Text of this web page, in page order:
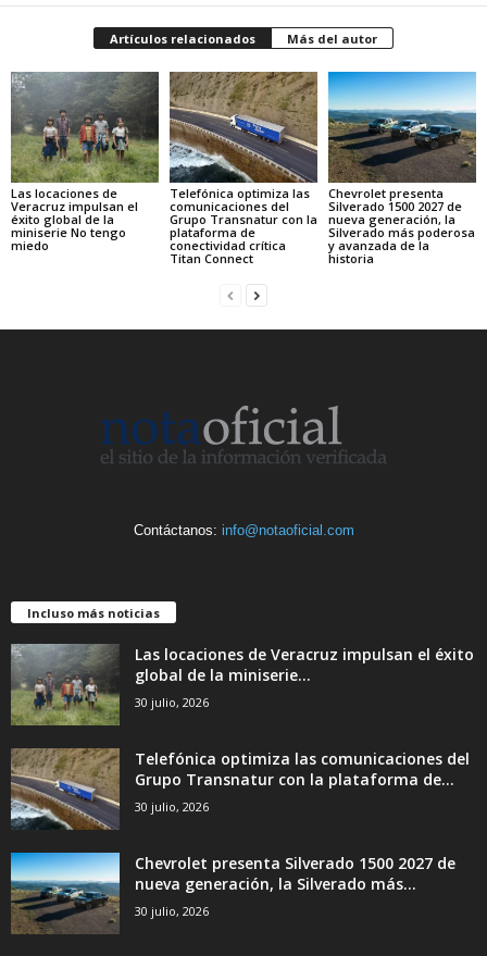
Artículos relacionados Más del autor
Las locaciones de
Veracruz impulsan el
éxito global de la
miniserie No tengo
miedo
Telefónica optimiza las
comunicaciones del
Grupo Transnatur con la
plataforma de
conectividad crítica
Titan Connect
Chevrolet presenta
Silverado 1500 2027 de
nueva generación, la
Silverado más poderosa
y avanzada de la
historia
Contáctanos: info@notaoficial.com
Incluso más noticias
Las locaciones de Veracruz impulsan el éxito
global de la miniserie...
30 julio, 2026
Telefónica optimiza las comunicaciones del
Grupo Transnatur con la plataforma de...
30 julio, 2026
Chevrolet presenta Silverado 1500 2027 de
nueva generación, la Silverado más...
30 julio, 2026